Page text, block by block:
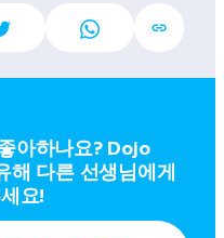
아하나요? Dojo
다른 선생님에게
요!